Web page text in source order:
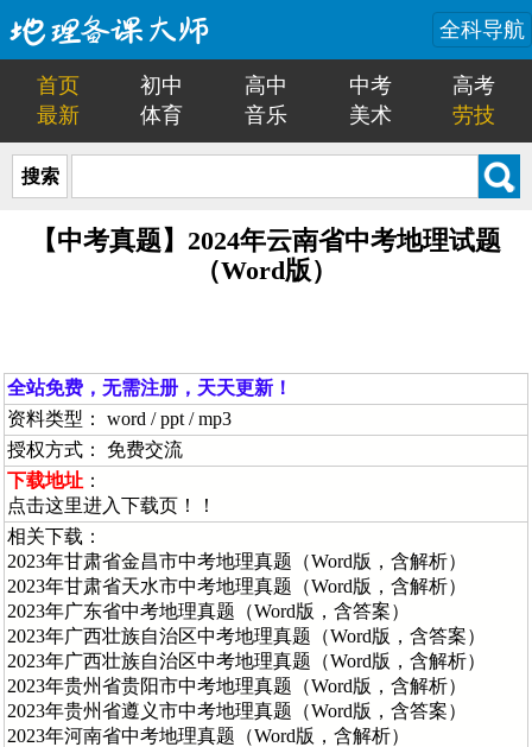
全科导航
首页 初中 高中 中考
高考
最新
体育 音乐 美术 劳技
搜索
【中考真题】2024年云南省中考地理试题
（Word版）
全站免费，无需注册，天天更新！
资料类型： word / ppt / mp3
授权方式： 免费交流
下载地址 ：
点击这里进入下载页！！
相关下载：
2023年甘肃省金昌市中考地理真题（Word版，含解析）
2023年甘肃省天水市中考地理真题（Word版，含解析）
2023年广东省中考地理真题（Word版，含答案）
2023年广西壮族自治区中考地理真题（Word版，含答案）
2023年广西壮族自治区中考地理真题（Word版，含解析）
2023年贵州省贵阳市中考地理真题（Word版，含解析）
2023年贵州省遵义市中考地理真题（Word版，含答案）
2023年河南省中考地理真题（Word版，含解析）